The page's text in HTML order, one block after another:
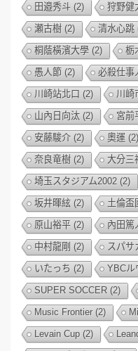
田邉秀斗 (2) 狩野健
瀬古樹 (2) 清水心跳
桐蔭橫濱大學 (2) 栃
愚人節 (2) 必殺仕事
川崎站北口 (2) 川崎
山內日向汰 (2) 宮前
安藤駿介 (2) 奧運 (2)
奈良竜樹 (2) 大分三
埼玉スタジアム2002 (2)
坂井暉絃 (2) 土倫盃
原山裕平 (2) 內田篤
中村龍剛 (2) スパサ
いたっち (2) YBCル
SUPER SOCCER (2)
Music Frontier(2)
Levain Cup (2)